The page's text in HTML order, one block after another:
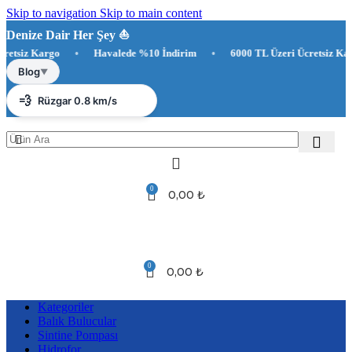
Skip to navigation Skip to main content
Denize Dair Her Şey ⛵️
Kargo • Havalede %10 İndirim • 6000 TL Üzeri Ücretsiz Kargo
Blog▼
☀️ Antalya 29°C
💨 Rüzgar 0.8 km/s
💧 Nem %83
0 0,00 ₺
0 0,00 ₺
Kategoriler
Balık Bulucular
Sintine Pompası
Hidrofor